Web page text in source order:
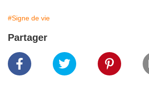
#Signe de vie
Partager